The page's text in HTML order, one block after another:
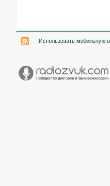
Использовать мобильную